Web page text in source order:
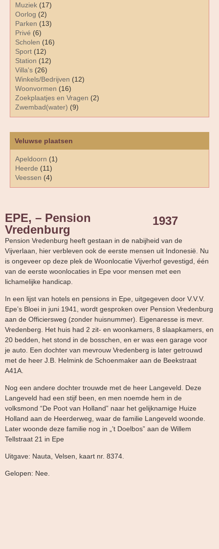
Muziek (17)
Oorlog (2)
Parken (13)
Privé (6)
Scholen (16)
Sport (12)
Station (12)
Villa's (26)
Winkels/Bedrijven (12)
Woonvormen (16)
Zoekplaatjes en Vragen (2)
Zwembad(water) (9)
Veluwse plaatsen
Apeldoorn (1)
Heerde (11)
Veessen (4)
EPE, – Pension
Vredenburg
1937
Pension Vredenburg heeft gestaan in de nabijheid van de
Vijverlaan, hier verbleven ook de eerste mensen uit Indonesië. Nu
is ongeveer op deze plek de Woonlocatie Vijverhof gevestigd, één
van de eerste woonlocaties in Epe voor mensen met een
lichamelijke handicap.
In een lijst van hotels en pensions in Epe, uitgegeven door V.V.V.
Epe’s Bloei in juni 1941, wordt gesproken over Pension Vredenburg
aan de Officiersweg (zonder huisnummer). Eigenaresse is mevr.
Vredenberg. Het huis had 2 zit- en woonkamers, 8 slaapkamers, en
20 bedden, het stond in de bosschen, en er was een garage voor
je auto. Een dochter van mevrouw Vredenberg is later getrouwd
met de heer J.B. Helmink de Schoenmaker aan de Beekstraat
A41A.
Nog een andere dochter trouwde met de heer Langeveld. Deze
Langeveld had een stijf been, en men noemde hem in de
volksmond “De Poot van Holland” naar het gelijknamige Huize
Holland aan de Heerderweg, waar de familie Langeveld woonde.
Later woonde deze familie nog in „’t Doelbos” aan de Willem
Tellstraat 21 in Epe
Uitgave: Nauta, Velsen, kaart nr. 8374.
Gelopen: Nee.